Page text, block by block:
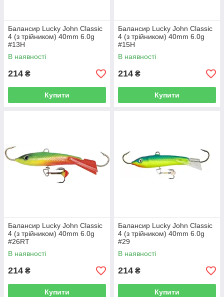
Балансир Lucky John Classic
4 (з трійником) 40mm 6.0g
#13H
В наявності
214 ₴
Купити
Балансир Lucky John Classic
4 (з трійником) 40mm 6.0g
#15H
В наявності
214 ₴
Купити
Балансир Lucky John Classic
4 (з трійником) 40mm 6.0g
#26RT
В наявності
214 ₴
Купити
Балансир Lucky John Classic
4 (з трійником) 40mm 6.0g
#29
В наявності
214 ₴
Купити